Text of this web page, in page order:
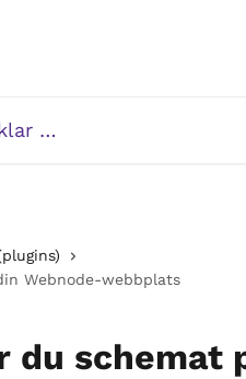
Webnode-webbplats
du schemat